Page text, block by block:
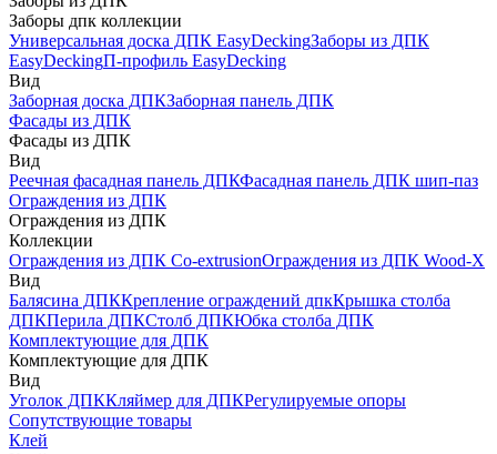
Заборы дпк коллекции
Универсальная доска ДПК EasyDeckingЗаборы из ДПК
EasyDeckingП-профиль EasyDecking
Вид
Заборная доска ДПКЗаборная панель ДПК
Фасады из ДПК
Фасады из ДПК
Вид
Реечная фасадная панель ДПКФасадная панель ДПК шип-паз
Ограждения из ДПК
Ограждения из ДПК
Коллекции
Ограждения из ДПК Co-extrusionОграждения из ДПК Wood-X
Вид
Балясина ДПККрепление ограждений дпкКрышка столба
ДПКПерила ДПКСтолб ДПКЮбка столба ДПК
Комплектующие для ДПК
Комплектующие для ДПК
Вид
Уголок ДПККляймер для ДПКРегулируемые опоры
Сопутствующие товары
Клей